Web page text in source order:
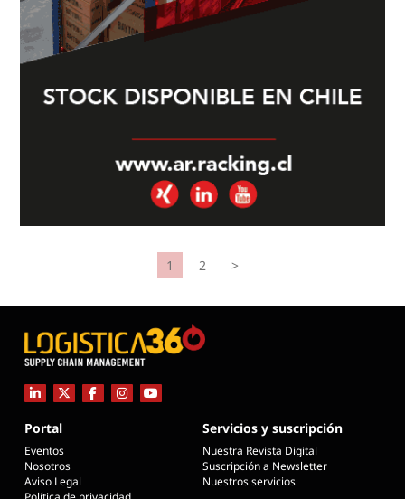
1 2 >
Portal
Eventos
Nosotros
Aviso Legal
Servicios y suscripción
Nuestra Revista Digital
Suscripción a Newsletter
Nuestros servicios